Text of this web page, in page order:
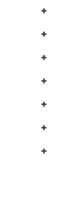
+
+
+
+
+
+
+